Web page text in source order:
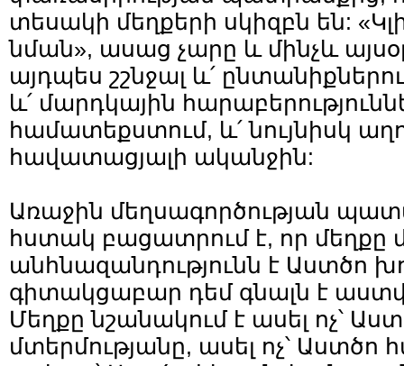
տեսակի մեղքերի սկիզբն են:
նման», ասաց չարը և մինչև
այդպես շշնջալ և՛
և՛ մարդկային
համատեքստում, և՛ նույնիսկ
հավատացյալի ականջին:
Առաջին մեղսագործության
հստակ բացատրում է, որ մեղքը
անհնազանդությունն է Աստծո
գիտակցաբար դեմ գնալն է
Մեղքը նշանակում է ասել ոչ՝
մտերմությանը, ասել ոչ՝ Աստծո